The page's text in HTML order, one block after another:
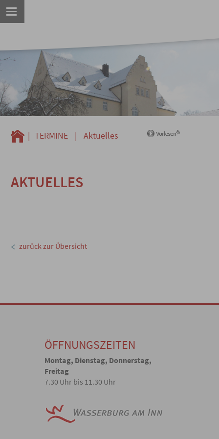
| TERMINE | Aktuelles
AKTUELLES
zurück zur Übersicht
ÖFFNUNGSZEITEN
Montag, Dienstag, Donnerstag,
Freitag
7.30 Uhr bis 11.30 Uhr